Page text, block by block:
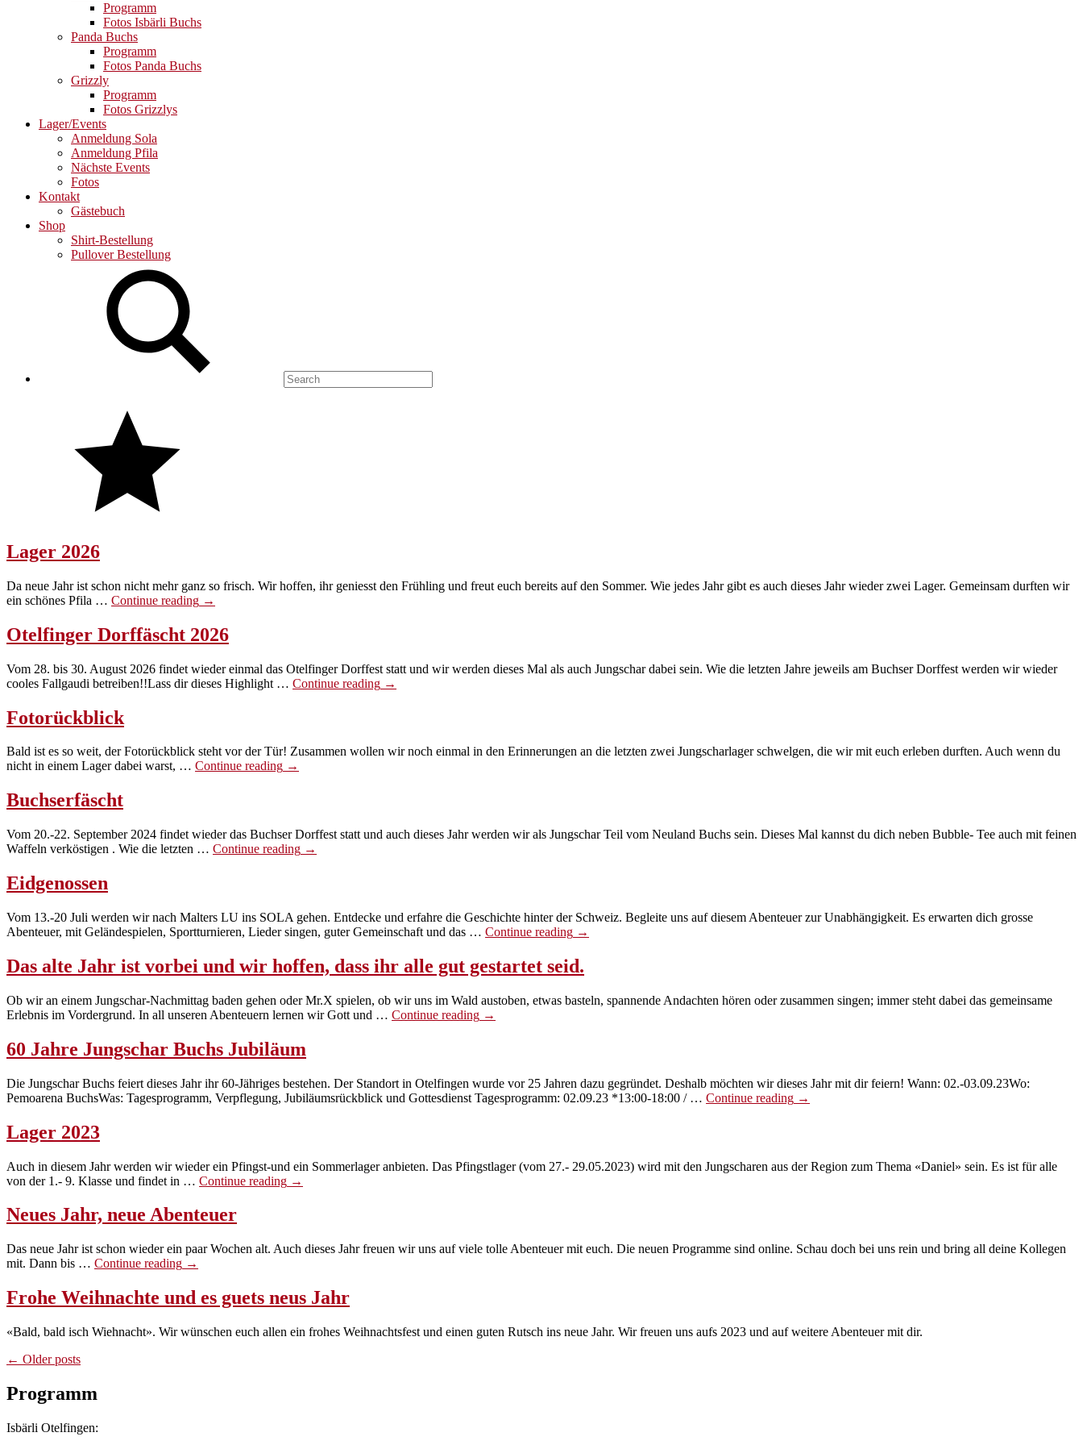
Programm
Fotos Isbärli Buchs
Panda Buchs
Programm
Fotos Panda Buchs
Grizzly
Programm
Fotos Grizzlys
Lager/Events
Anmeldung Sola
Anmeldung Pfila
Nächste Events
Fotos
Kontakt
Gästebuch
Shop
Shirt-Bestellung
Pullover Bestellung
Lager 2026
Da neue Jahr ist schon nicht mehr ganz so frisch. Wir hoffen, ihr geniesst den Frühling und freut euch bereits auf den Sommer. Wie jedes Jahr gibt es auch dieses Jahr wieder zwei Lager. Gemeinsam durften wir
ein schönes Pfila … Continue reading«Lager
→
Otelfinger Dorffäscht 2026
Vom 28. bis 30. August 2026 findet wieder einmal das Otelfinger Dorffest statt und wir werden dieses Mal als auch Jungschar dabei sein. Wie die letzten Jahre jeweils am Buchser Dorffest werden wir wieder
cooles Fallgaudi betreiben!!Lass dir dieses Highlight … Continue reading«Otelfinger
→
Fotorückblick
Bald ist es so weit, der Fotorückblick steht vor der Tür! Zusammen wollen wir noch einmal in den Erinnerungen an die letzten zwei Jungscharlager schwelgen, die wir mit euch erleben durften. Auch wenn du
nicht in einem Lager dabei warst, … Continue reading«Fotorückblick»
→
Buchserfäscht
Vom 20.-22. September 2024 findet wieder das Buchser Dorffest statt und auch dieses Jahr werden wir als Jungschar Teil vom Neuland Buchs sein. Dieses Mal kannst du dich neben Bubble- Tee auch mit feinen
Waffeln verköstigen . Wie die letzten … Continue reading«Buchserfäscht»
→
Eidgenossen
Vom 13.-20 Juli werden wir nach Malters LU ins SOLA gehen. Entdecke und erfahre die Geschichte hinter der Schweiz. Begleite uns auf diesem Abenteuer zur Unabhängigkeit. Es erwarten dich grosse
Abenteuer, mit Geländespielen, Sportturnieren, Lieder singen, guter Gemeinschaft und das … Continue reading«Eidgenossen»
→
Das alte Jahr ist vorbei und wir hoffen, dass ihr alle gut gestartet seid.
Ob wir an einem Jungschar-Nachmittag baden gehen oder Mr.X spielen, ob wir uns im Wald austoben, etwas basteln, spannende Andachten hören oder zusammen singen; immer steht dabei das gemeinsame
Erlebnis im Vordergrund. In all unseren Abenteuern lernen wir Gott und … Continue reading«Das
und
wir
alle
gut
→
60 Jahre Jungschar Buchs Jubiläum
Die Jungschar Buchs feiert dieses Jahr ihr 60-Jähriges bestehen. Der Standort in Otelfingen wurde vor 25 Jahren dazu gegründet. Deshalb möchten wir dieses Jahr mit dir feiern! Wann: 02.-03.09.23Wo:
Pemoarena BuchsWas: Tagesprogramm, Verpflegung, Jubiläumsrückblick und Gottesdienst Tagesprogramm: 02.09.23 *13:00-18:00 / … Continue reading«60
→
Lager 2023
Auch in diesem Jahr werden wir wieder ein Pfingst-und ein Sommerlager anbieten. Das Pfingstlager (vom 27.- 29.05.2023) wird mit den Jungscharen aus der Region zum Thema «Daniel» sein. Es ist für alle
von der 1.- 9. Klasse und findet in … Continue reading«Lager
→
Neues Jahr, neue Abenteuer
Das neue Jahr ist schon wieder ein paar Wochen alt. Auch dieses Jahr freuen wir uns auf viele tolle Abenteuer mit euch. Die neuen Programme sind online. Schau doch bei uns rein und bring all deine Kollegen
mit. Dann bis … Continue reading«Neues
neue
Abenteuer»
→
Frohe Weihnachte und es guets neus Jahr
«Bald, bald isch Wiehnacht». Wir wünschen euch allen ein frohes Weihnachtsfest und einen guten Rutsch ins neue Jahr. Wir freuen uns aufs 2023 und auf weitere Abenteuer mit dir.
Beitragsnavigation
← Older posts
Programm
Isbärli Otelfingen: